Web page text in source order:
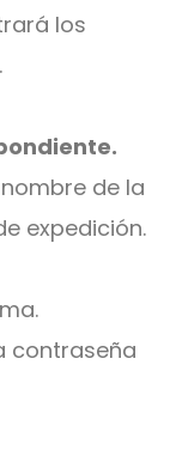
los
de la
expedición.
contraseña